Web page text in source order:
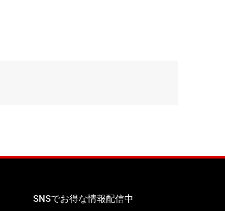
SNSでお得な情報配信中